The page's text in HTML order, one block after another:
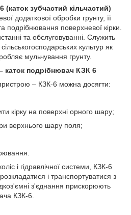
зубчастий кільчастий)
додаткової обробки грунту, її
подрібнювання поверхневої кірки.
та обслуговуванні. Служить
культур як
мульчування грунту.
каток подрібнювач КЗК 6
– КЗК-6 можна досягти:
кірку на поверхні орного шару;
верхнього шару поля;
і гідравлічної системи, КЗК-6
і транспортуватися з
з'єднання прискорюють
КЗК-6.